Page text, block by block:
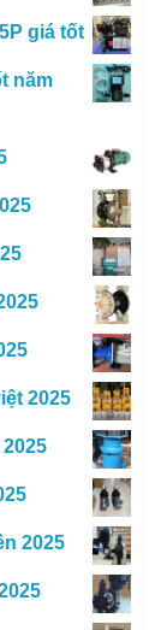
giá tốt
năm
2025
2025